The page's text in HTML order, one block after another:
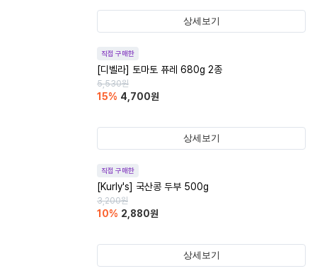
상세보기
직접 구매한
[디벨라] 토마토 퓨레 680g 2종
5,530원
15% 4,700원
상세보기
직접 구매한
[Kurly's] 국산콩 두부 500g
3,200원
10% 2,880원
상세보기